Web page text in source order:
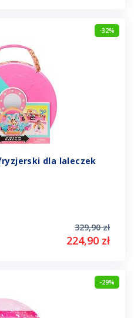
-32%
fryzjerski dla laleczek
329,90 zł
224,90 zł
-29%